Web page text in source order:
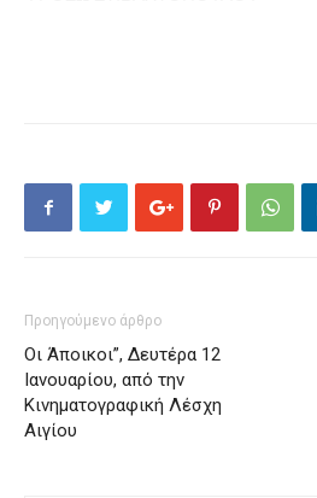
Προηγούμενο άρθρο
Οι Άποικοι”, Δευτέρα 12
Ιανουαρίου, από την
Κινηματογραφική Λέσχη
Αιγίου